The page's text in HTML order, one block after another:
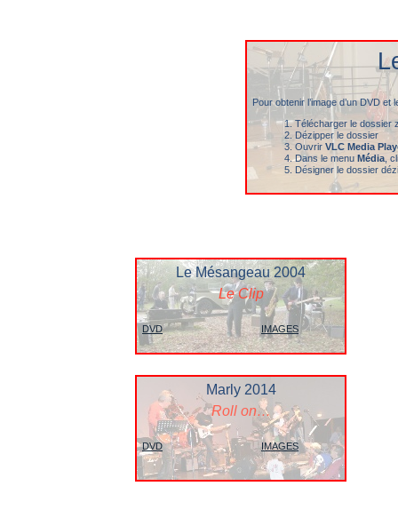
Le Mésangeau 2004
Le Clip
DVD IMAGES
Pour obtenir l’image d’un DVD
Télécharger le dossier
Dézipper le dossier
Ouvrir VLC Media
Dans le menu Média ,
Désigner le dossier
Marly 2014
Roll on…
DVD IMAGES